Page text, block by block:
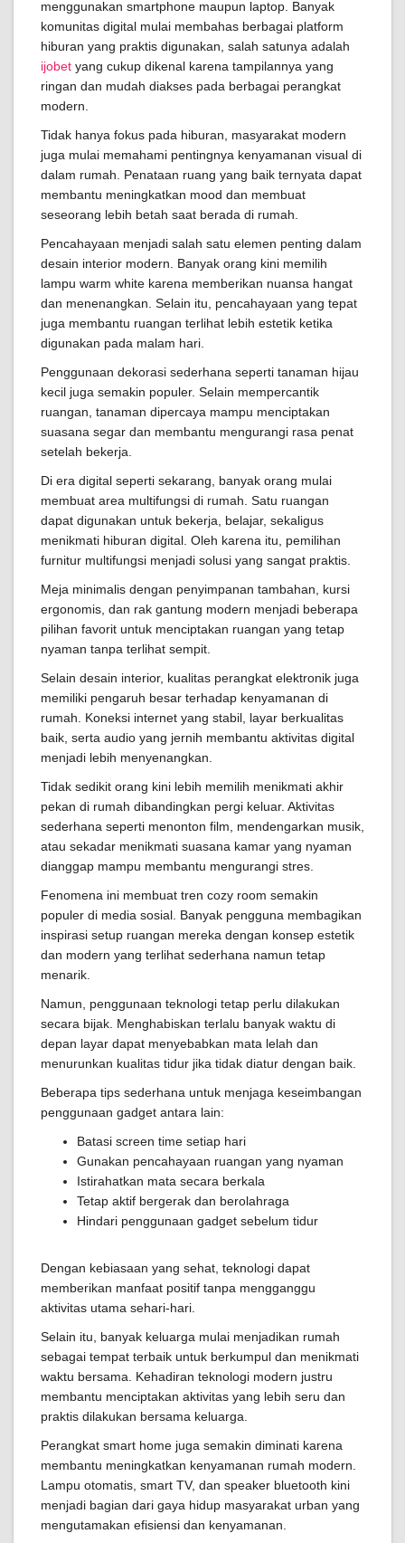
menggunakan smartphone maupun laptop. Banyak
komunitas digital mulai membahas berbagai platform
hiburan yang praktis digunakan, salah satunya adalah
ijobet yang cukup dikenal karena tampilannya yang
ringan dan mudah diakses pada berbagai perangkat
modern.
Tidak hanya fokus pada hiburan, masyarakat modern
juga mulai memahami pentingnya kenyamanan visual di
dalam rumah. Penataan ruang yang baik ternyata dapat
membantu meningkatkan mood dan membuat
seseorang lebih betah saat berada di rumah.
Pencahayaan menjadi salah satu elemen penting dalam
desain interior modern. Banyak orang kini memilih
lampu warm white karena memberikan nuansa hangat
dan menenangkan. Selain itu, pencahayaan yang tepat
juga membantu ruangan terlihat lebih estetik ketika
digunakan pada malam hari.
Penggunaan dekorasi sederhana seperti tanaman hijau
kecil juga semakin populer. Selain mempercantik
ruangan, tanaman dipercaya mampu menciptakan
suasana segar dan membantu mengurangi rasa penat
setelah bekerja.
Di era digital seperti sekarang, banyak orang mulai
membuat area multifungsi di rumah. Satu ruangan
dapat digunakan untuk bekerja, belajar, sekaligus
menikmati hiburan digital. Oleh karena itu, pemilihan
furnitur multifungsi menjadi solusi yang sangat praktis.
Meja minimalis dengan penyimpanan tambahan, kursi
ergonomis, dan rak gantung modern menjadi beberapa
pilihan favorit untuk menciptakan ruangan yang tetap
nyaman tanpa terlihat sempit.
Selain desain interior, kualitas perangkat elektronik juga
memiliki pengaruh besar terhadap kenyamanan di
rumah. Koneksi internet yang stabil, layar berkualitas
baik, serta audio yang jernih membantu aktivitas digital
menjadi lebih menyenangkan.
Tidak sedikit orang kini lebih memilih menikmati akhir
pekan di rumah dibandingkan pergi keluar. Aktivitas
sederhana seperti menonton film, mendengarkan musik,
atau sekadar menikmati suasana kamar yang nyaman
dianggap mampu membantu mengurangi stres.
Fenomena ini membuat tren cozy room semakin
populer di media sosial. Banyak pengguna membagikan
inspirasi setup ruangan mereka dengan konsep estetik
dan modern yang terlihat sederhana namun tetap
menarik.
Namun, penggunaan teknologi tetap perlu dilakukan
secara bijak. Menghabiskan terlalu banyak waktu di
depan layar dapat menyebabkan mata lelah dan
menurunkan kualitas tidur jika tidak diatur dengan baik.
Beberapa tips sederhana untuk menjaga keseimbangan
penggunaan gadget antara lain:
Batasi screen time setiap hari
Gunakan pencahayaan ruangan yang nyaman
Istirahatkan mata secara berkala
Tetap aktif bergerak dan berolahraga
Hindari penggunaan gadget sebelum tidur
Dengan kebiasaan yang sehat, teknologi dapat
memberikan manfaat positif tanpa mengganggu
aktivitas utama sehari-hari.
Selain itu, banyak keluarga mulai menjadikan rumah
sebagai tempat terbaik untuk berkumpul dan menikmati
waktu bersama. Kehadiran teknologi modern justru
membantu menciptakan aktivitas yang lebih seru dan
praktis dilakukan bersama keluarga.
Perangkat smart home juga semakin diminati karena
membantu meningkatkan kenyamanan rumah modern.
Lampu otomatis, smart TV, dan speaker bluetooth kini
menjadi bagian dari gaya hidup masyarakat urban yang
mengutamakan efisiensi dan kenyamanan.